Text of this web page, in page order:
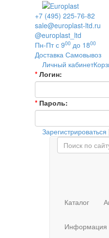
+7 (495) 225-76-82
sale@europlast-ltd.ru
@europlast_ltd
Пн-Пт с 900 до 1800
Доставка Самовывоз
Личный кабинет
* Логин:
* Пароль:
Зарегистрироваться
Каталог
Информация